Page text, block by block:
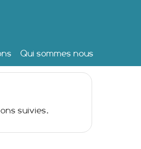
Qui sommes nous
suivies.